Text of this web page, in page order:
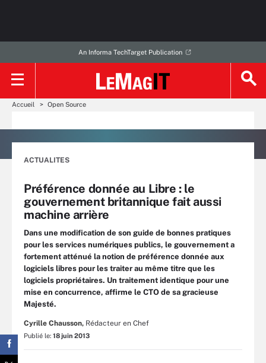
An Informa TechTarget Publication
Accueil Open Source
ACTUALITES
Préférence donnée au Libre : le
gouvernement britannique fait aussi
machine arrière
Dans une modification de son guide de bonnes pratiques
pour les services numériques publics, le gouvernement a
fortement atténué la notion de préférence donnée aux
logiciels libres pour les traiter au même titre que les
logiciels propriétaires. Un traitement identique pour une
mise en concurrence, affirme le CTO de sa gracieuse
Majesté.
Cyrille Chausson, Rédacteur en Chef
Publié le: 18 juin 2013